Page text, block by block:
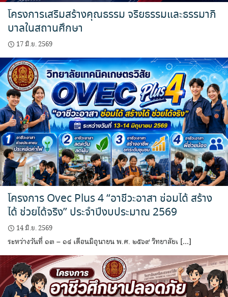
โครงการเสริมสร้างคุณธรรม จริยธรรมและธรรมาภิ
บาลในสถานศึกษา
17 มิ.ย. 2569
โครงการ Ovec Plus 4 “อาชีวะอาสา ซ่อมได้ สร้าง
ได้ ช่วยได้จริง” ประจำปีงบประมาณ 2569
14 มิ.ย. 2569
ระหว่างวันที่ ๑๓ – ๑๔ เดือนมิถุนายน พ.ศ. ๒๕๖๙ วิทยาลัยเ […]